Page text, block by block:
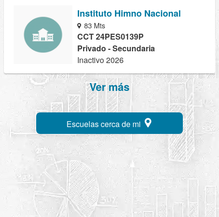
Instituto Himno Nacional
83 Mts
CCT 24PES0139P
Privado - Secundaria
Inactivo 2026
Ver más
Escuelas cerca de mi